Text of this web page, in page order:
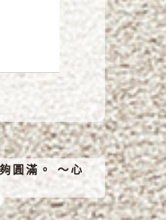
圓滿。 ～心